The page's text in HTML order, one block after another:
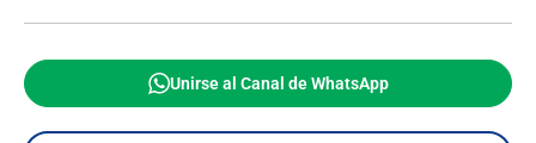
Unirse al Canal de WhatsApp